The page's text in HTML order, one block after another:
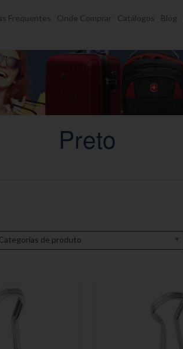
Frequentes Onde Comprar Catálogos Blog
Preto
de produto